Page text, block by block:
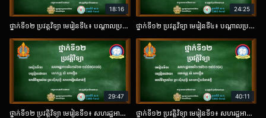
18:16
ថ្នាក់ទី១២ ប្រវត្តវិទ្យា មេរៀនទី៤៖ បណ្ដាលប្រទេសមជ្ឍិមបូពា៍ (តចប់)
24:25
ថ្នាក់ទី១២ ប្រវត្តវិទ្យា មេរៀនទី៤៖ បណ្ដាលប្រទេសមជ្ឍិមបូពា៍
29:47
ថ្នាក់ទី១២ ប្រវត្តិវិទ្យា មេរៀនទី១៖ សហរដ្ឋអាមេរិច (១៨៦០-១៩៩០) តចប់
40:11
ថ្នាក់ទី១២ ប្រវត្តិវិទ្យា មេរៀនទី១៖ សហរដ្ឋអាមេរិច (១៨៦០-១៩៩០) ត